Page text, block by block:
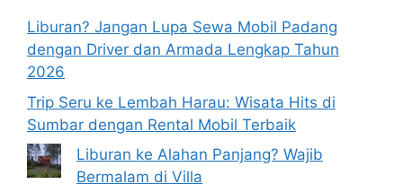
Liburan? Jangan Lupa Sewa Mobil Padang
dengan Driver dan Armada Lengkap Tahun
2026
Trip Seru ke Lembah Harau: Wisata Hits di
Sumbar dengan Rental Mobil Terbaik
Liburan ke Alahan Panjang? Wajib
Bermalam di Villa